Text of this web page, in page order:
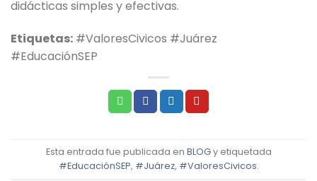
didácticas simples y efectivas.
Etiquetas: #ValoresCivicos #Juárez
#EducaciónSEP
Esta entrada fue publicada en BLOGy etiquetada
#EducaciónSEP, #Juárez, #ValoresCivicos.